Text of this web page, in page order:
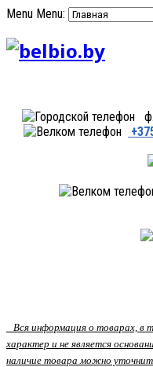
Menu Menu:
Вся информация о товарах, в
характер и не является
наличие товара можно